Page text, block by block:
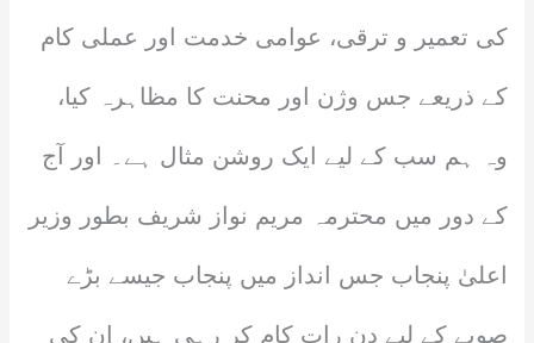
کی تعمیر و ترقی، عوامی خدمت اور عملی کام
کے ذریعے جس وژن اور محنت کا مظاہرہ کیا،
وہ ہم سب کے لیے ایک روشن مثال ہے۔ اور آج
کے دور میں محترمہ مریم نواز شریف بطور وزیر
اعلیٰ پنجاب جس انداز میں پنجاب جیسے بڑے
صوبے کے لیے دن رات کام کر رہی ہیں، ان کی